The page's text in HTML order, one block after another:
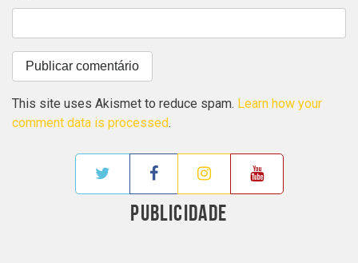
This site uses Akismet to reduce spam. Learn how your
comment data is processed.
PUBLICIDADE